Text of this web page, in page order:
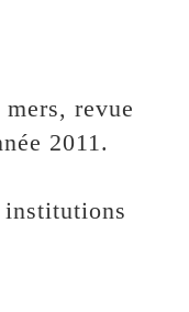
revue
2011.